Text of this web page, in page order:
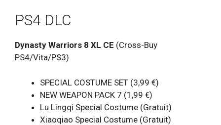
PS4 DLC
Dynasty Warriors 8 XL CE (Cross-Buy
PS4/Vita/PS3)
SPECIAL COSTUME SET (3,99 €)
NEW WEAPON PACK 7 (1,99 €)
Lu Lingqi Special Costume (Gratuit)
Xiaoqiao Special Costume (Gratuit)